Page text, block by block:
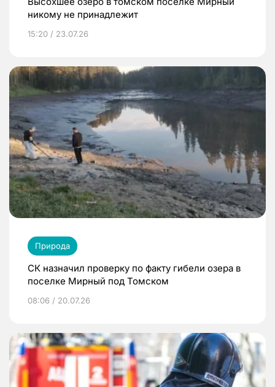
никому не принадлежит
15:20 / 23.07.26
Природа
СК назначил проверку по факту гибели озера в
поселке Мирный под Томском
08:06 / 20.07.26